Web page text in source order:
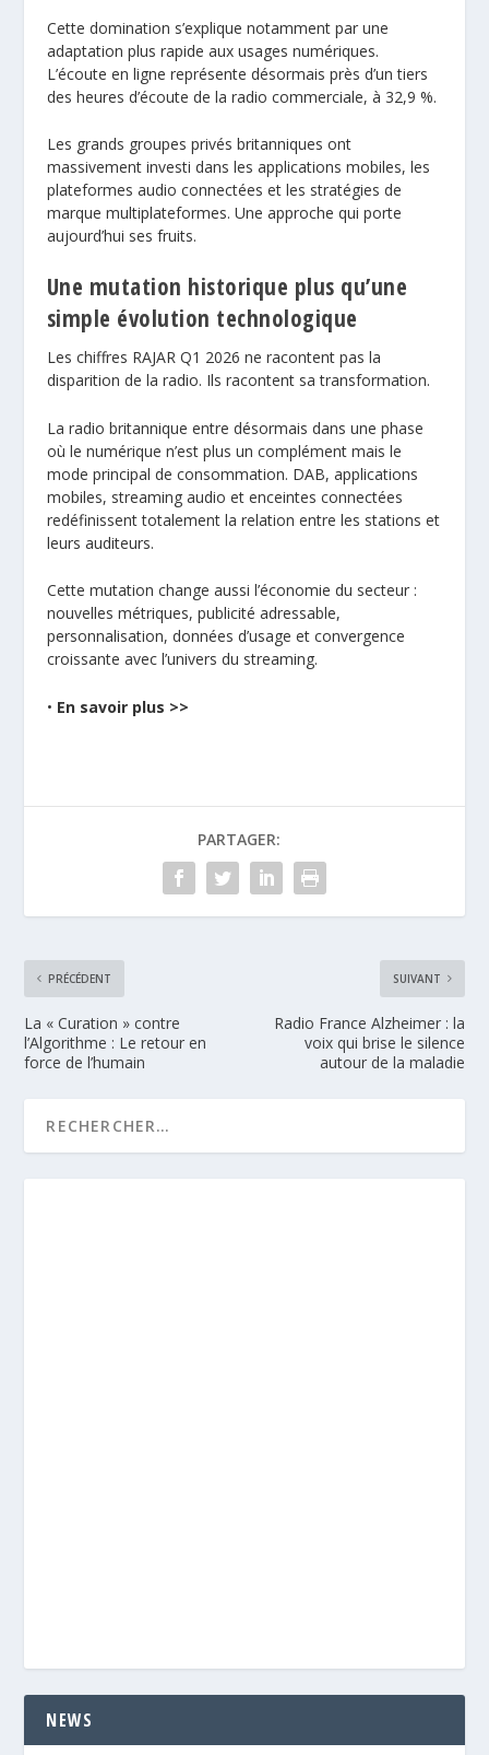
Cette domination s’explique notamment par une
adaptation plus rapide aux usages numériques.
L’écoute en ligne représente désormais près d’un tiers
des heures d’écoute de la radio commerciale, à 32,9 %.
Les grands groupes privés britanniques ont
massivement investi dans les applications mobiles, les
plateformes audio connectées et les stratégies de
marque multiplateformes. Une approche qui porte
aujourd’hui ses fruits.
Une mutation historique plus qu’une
simple évolution technologique
Les chiffres RAJAR Q1 2026 ne racontent pas la
disparition de la radio. Ils racontent sa transformation.
La radio britannique entre désormais dans une phase
où le numérique n’est plus un complément mais le
mode principal de consommation. DAB, applications
mobiles, streaming audio et enceintes connectées
redéfinissent totalement la relation entre les stations et
leurs auditeurs.
Cette mutation change aussi l’économie du secteur :
nouvelles métriques, publicité adressable,
personnalisation, données d’usage et convergence
croissante avec l’univers du streaming.
• En savoir plus >>
PARTAGER:
PRÉCÉDENT
La « Curation » contre
l’Algorithme : Le retour en
force de l’humain
SUIVANT
Radio France Alzheimer : la
voix qui brise le silence
autour de la maladie
NEWS